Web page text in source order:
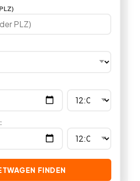
und Limousinenservice für
oder Geburtstag oder auch
Oberklasse Mietwagen machen Sie
deutschlandweit.
FINDEN